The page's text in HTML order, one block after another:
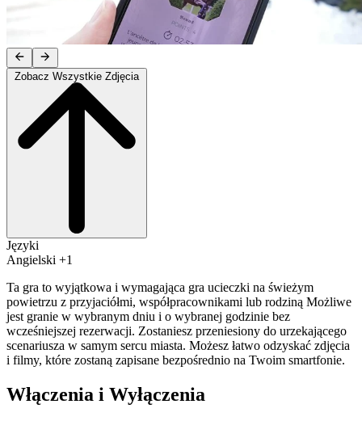
Języki
Angielski +1
Ta gra to wyjątkowa i wymagająca gra ucieczki na świeżym
powietrzu z przyjaciółmi, współpracownikami lub rodziną Możliwe
jest granie w wybranym dniu i o wybranej godzinie bez
wcześniejszej rezerwacji. Zostaniesz przeniesiony do urzekającego
scenariusza w samym sercu miasta. Możesz łatwo odzyskać zdjęcia
i filmy, które zostaną zapisane bezpośrednio na Twoim smartfonie.
Włączenia i Wyłączenia